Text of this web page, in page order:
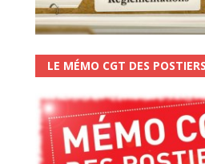
LE MÉMO CGT DES